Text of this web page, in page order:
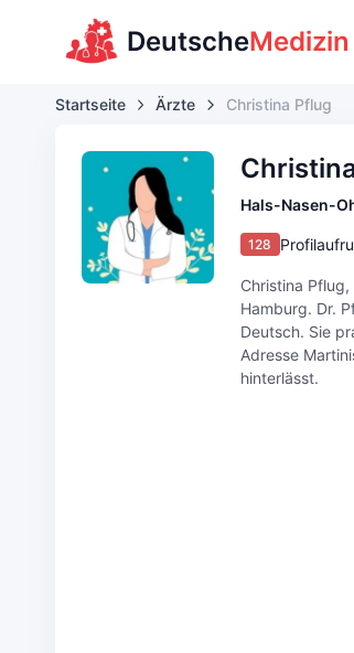
DeutscheMedizin
Startseite Ärzte Christina Pflug
Hals-Nasen-
128
Christina
Hamburg. Dr.
Deutsch. Sie
Adresse
hinterlässt.